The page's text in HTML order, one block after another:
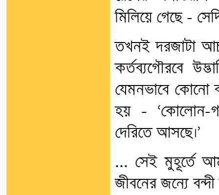
মিলিয়ে গেছে –
তখনই দরজাটা
কর্তব্যগৌরবে
যেমনভাবে কোনো
হয় – ‘কোলোন-
দেরিতে আসছে।’
... সেই মুহূর্তে
জীবনের জন্যে